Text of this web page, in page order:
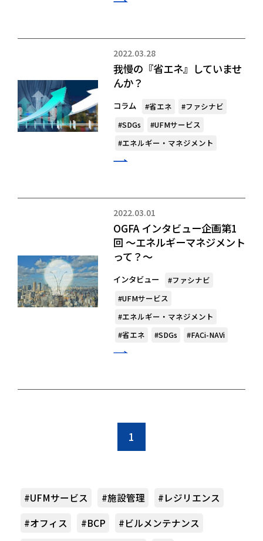
2022.03.28
我慢の『省エネ』していませ
んか？
コラム #省エネ
#ファシナビ
#SDGs
#UFMサービス
#エネルギー・マネジメント
2022.03.01
OGFA インタビュー企画第1
回 ～エネルギーマネジメント
って？〜
インタビュー
#ファシナビ
#UFMサービス
#エネルギー・マネジメント
#省エネ
#SDGs #FACi-NAVi
1
#UFMサービス #施設管理
#レジリエンス
#オフィス
#BCP
#ビルメンテナンス